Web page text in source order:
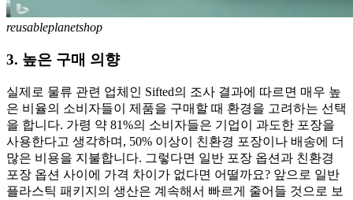
reusableplanetshop
3. 높은 구매 의향
실제로 물류 관련 업체인 Sifted의 조사 결과에 따르면 매우 높
은 비율의 소비자들이 제품을 구매할 때 환경을 고려하는 선택
을 합니다. 가령 약 81%의 소비자들은 기업이 과도한 포장을
사용한다고 생각하며, 50% 이상이 친환경 포장이나 배송에 더
많은 비용을 지불합니다. 그렇다면 일반 포장 옵션과 친환경
포장 옵션 사이에 가격 차이가 없다면 어떨까요? 앞으로 일반
플라스틱 패키지의 생산은 계속해서 빠르게 줄어들 것으로 보